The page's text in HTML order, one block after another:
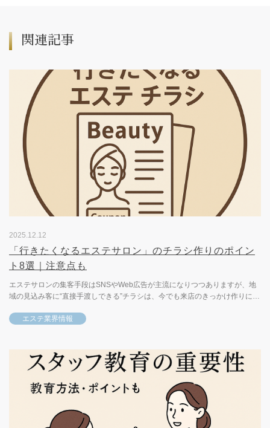
関連記事
2025.12.12
「行きたくなるエステサロン」のチラシ作りのポイン
ト8選｜注意点も
エステサロンの集客手段はSNSやWeb広告が主流になりつつありますが、地
域の見込み客に“直接手渡しできる”チラシは、今でも来店のきっかけ作りに強
エステ業界情報